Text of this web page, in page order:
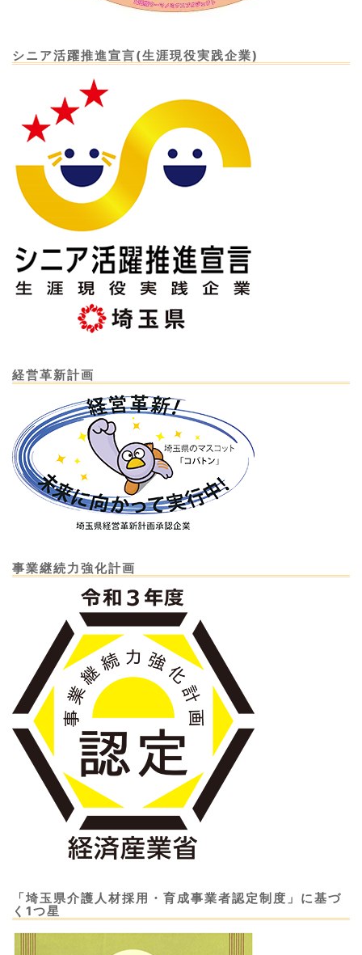
シニア活躍推進宣言(生涯現役実践企業)
経営革新計画
事業継続力強化計画
「埼玉県介護人材採用・育成事業者認定制度」に基づ
く1つ星